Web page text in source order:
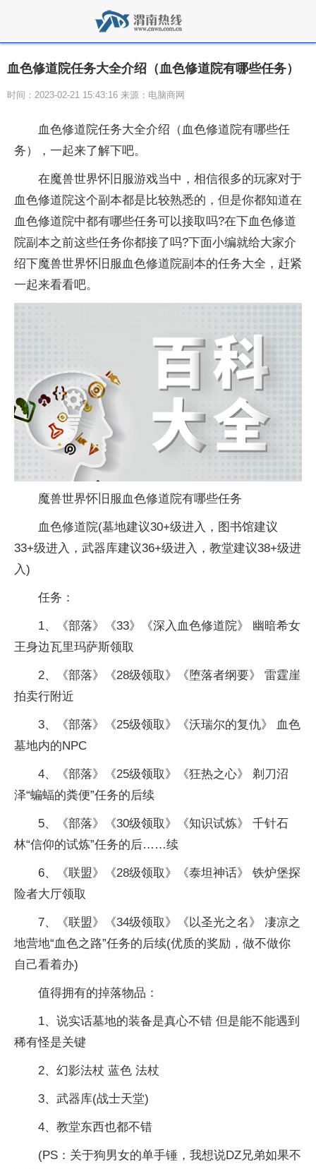
血色修道院任务大全介绍（血色修道院有哪些任务）
时间：2023-02-21 15:43:16 来源：电脑商网
血色修道院任务大全介绍（血色修道院有哪些任
务），一起来了解下吧。
在魔兽世界怀旧服游戏当中，相信很多的玩家对于
血色修道院这个副本都是比较熟悉的，但是你都知道在
血色修道院中都有哪些任务可以接取吗?在下血色修道
院副本之前这些任务你都接了吗?下面小编就给大家介
绍下魔兽世界怀旧服血色修道院副本的任务大全，赶紧
一起来看看吧。
魔兽世界怀旧服血色修道院有哪些任务
血色修道院(墓地建议30+级进入，图书馆建议
33+级进入，武器库建议36+级进入，教堂建议38+级进
入)
任务：
1、《部落》《33》《深入血色修道院》 幽暗希女
王身边瓦里玛萨斯领取
2、《部落》《28级领取》《堕落者纲要》 雷霆崖
拍卖行附近
3、《部落》《25级领取》《沃瑞尔的复仇》 血色
墓地内的NPC
4、《部落》《25级领取》《狂热之心》 剃刀沼
泽“蝙蝠的粪便”任务的后续
5、《部落》《30级领取》《知识试炼》 千针石
林“信仰的试炼”任务的后……续
6、《联盟》《28级领取》《泰坦神话》 铁炉堡探
险者大厅领取
7、《联盟》《34级领取》《以圣光之名》 凄凉之
地营地“血色之路”任务的后续(优质的奖励，做不做你
自己看着办)
值得拥有的掉落物品：
1、说实话墓地的装备是真心不错 但是能不能遇到
稀有怪是关键
2、幻影法杖 蓝色 法杖
3、武器库(战士天堂)
4、教堂东西也都不错
(PS：关于狗男女的单手锤，我想说DZ兄弟如果不